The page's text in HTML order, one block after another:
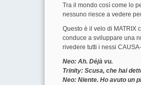
Tra il mondo così come lo
nessuno riesce a vedere
Questo è il velo di MATRIX
conduce a sviluppare una
rivedere tutti i nessi
Neo: Ah. Déjà vu.
Trinity: Scusa, che hai
Neo: Niente. Ho avuto un